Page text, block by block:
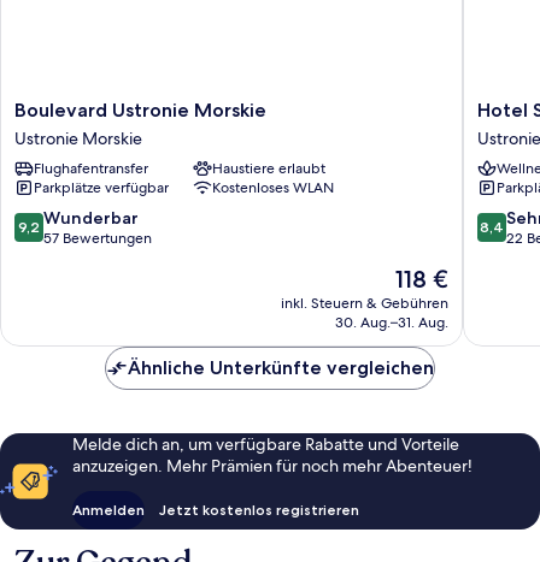
Boulevard
Ustronie
Morskie
Ustronie
Morskie
Boulevard Ustronie Morskie
Ustronie Morskie
Flughafentransfer
Haustiere erlaubt
Parkplätze verfügbar
Kostenloses WLAN
9.2
von
9,2 Wunderbar
57 Bewertungen
Der
Preis
beträgt
118 €
inkl. Steuern & Gebühren
30. Aug.–31. Aug.
Hotel
SKAL
Ustronie
Morskie
Hotel
8.4
von
8,4
22
Ähnliche Unterkünfte vergleichen
Melde dich an, um verfügbare Rabatte und Vorteile
anzuzeigen. Mehr Prämien für noch mehr Abenteuer!
Anmelden Jetzt kostenlos registrieren